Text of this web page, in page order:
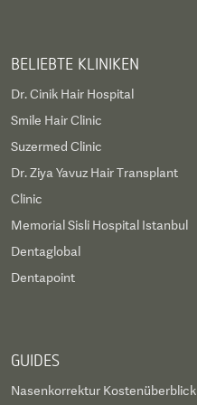
BELIEBTE KLINIKEN
Dr. Cinik Hair Hospital
Smile Hair Clinic
Suzermed Clinic
Dr. Ziya Yavuz Hair Transplant
Clinic
Memorial Sisli Hospital Istanbul
Dentaglobal
Dentapoint
GUIDES
Nasenkorrektur Kostenüberblick